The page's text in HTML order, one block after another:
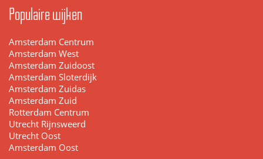
Populaire wijken
Amsterdam Centrum
Amsterdam West
Amsterdam Zuidoost
Amsterdam Sloterdijk
Amsterdam Zuidas
Amsterdam Zuid
Rotterdam Centrum
Utrecht Rijnsweerd
Utrecht Oost
Amsterdam Oost